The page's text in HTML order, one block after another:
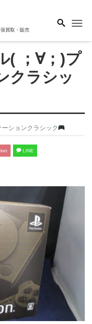
買取・販売
( ；∀；)プ
クラシッ
ションクラシック
LINE